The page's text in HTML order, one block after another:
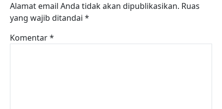
Alamat email Anda tidak akan dipublikasikan. Ruas
yang wajib ditandai *
Komentar*